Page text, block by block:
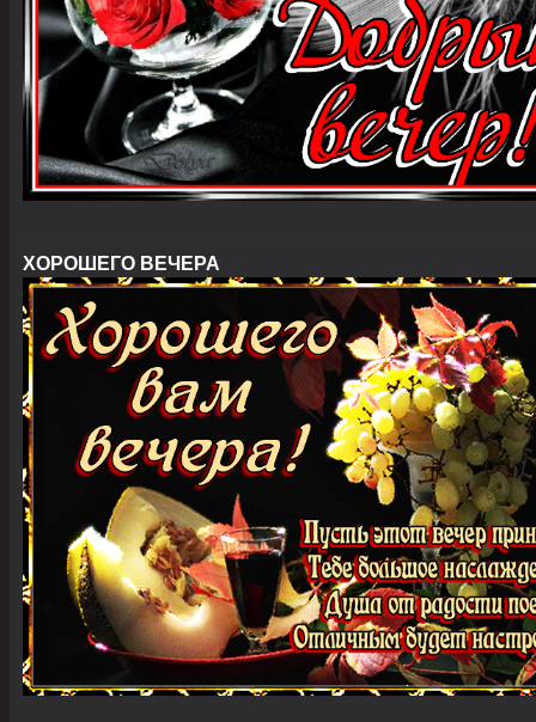
ХОРОШЕГО ВЕЧЕРА